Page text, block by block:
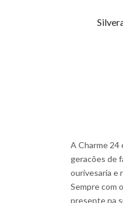
A Charme 24
geracões de
ourivesaria e
Sempre com
presente na